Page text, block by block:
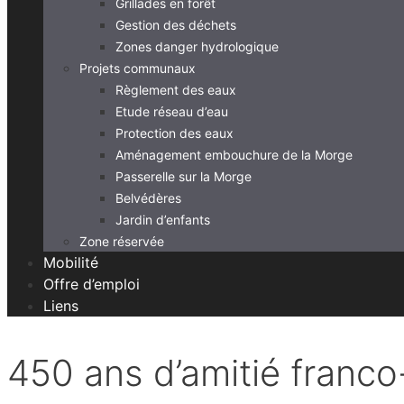
Gestion des déchets
Zones danger hydrologique
Projets communaux
Règlement des eaux
Etude réseau d’eau
Protection des eaux
Aménagement embouchure de la Morge
Passerelle sur la Morge
Belvédères
Jardin d’enfants
Zone réservée
Mobilité
Offre d’emploi
Liens
450 ans d’amitié